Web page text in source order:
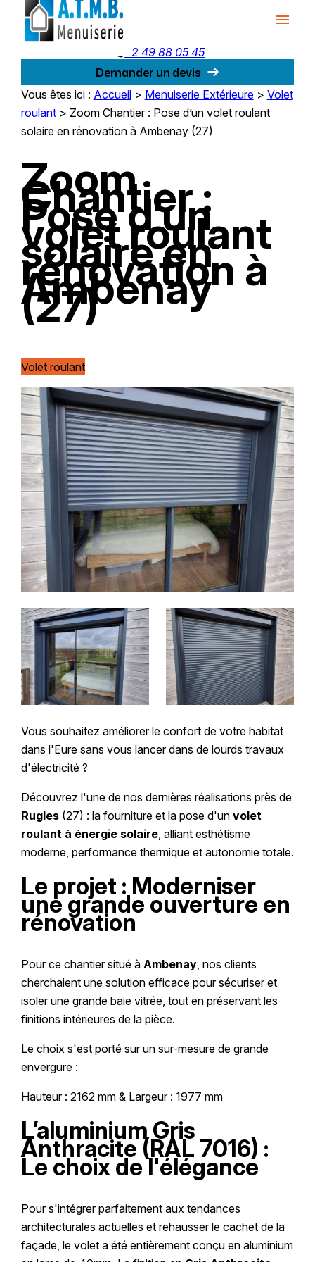
menu
phone 02 49 88 05 45
Demander un devis
Vous êtes ici : Accueil> Menuiserie Extérieure> Volet
roulant> Zoom Chantier : Pose d’un volet roulant
solaire en rénovation à Ambenay (27)
Zoom
Chantier :
Pose d’un
volet roulant
solaire en
rénovation à
Ambenay
(27)
Volet roulant
Vous souhaitez améliorer le confort de votre habitat
dans l'Eure sans vous lancer dans de lourds travaux
d'électricité ?
Découvrez l'une de nos dernières réalisations près de
Rugles(27) : la fourniture et la pose d'un volet
roulant à énergie solaire, alliant esthétisme
moderne, performance thermique et autonomie totale.
Le projet : Moderniser
une grande ouverture en
rénovation
Pour ce chantier situé à Ambenay, nos clients
cherchaient une solution efficace pour sécuriser et
isoler une grande baie vitrée, tout en préservant les
finitions intérieures de la pièce.
Le choix s'est porté sur un sur-mesure de grande
envergure :
Hauteur : 2162 mm & Largeur : 1977 mm
L’aluminium Gris
Anthracite (RAL 7016) :
Le choix de l'élégance
Pour s'intégrer parfaitement aux tendances
architecturales actuelles et rehausser le cachet de la
façade, le volet a été entièrement conçu en aluminium
Panneau de gestion des cookies